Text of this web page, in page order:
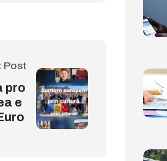
Post
pro
e